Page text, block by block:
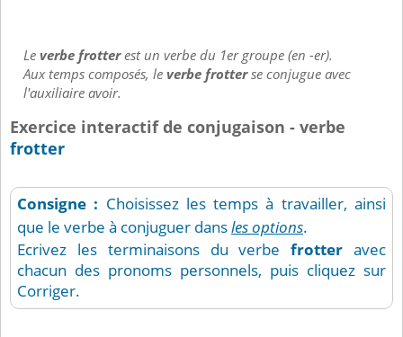
Leverbe frotterest un verbe du 1er groupe (en -er).
Aux temps composés, leverbe frotterse conjugue avec
l'auxiliaire avoir.
Exercice interactif de conjugaison - verbe
frotter
Consigne : Choisissez les temps à travailler, ainsi
que le verbe à conjuguer dansles options.
Ecrivez les terminaisons du verbefrotter avec
chacun des pronoms personnels, puis cliquez sur
Corriger.